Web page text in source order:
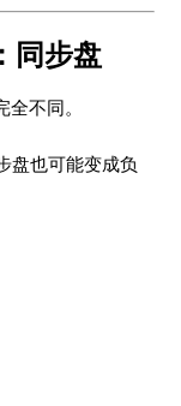
同步盘
不同。
盘也可能变成负